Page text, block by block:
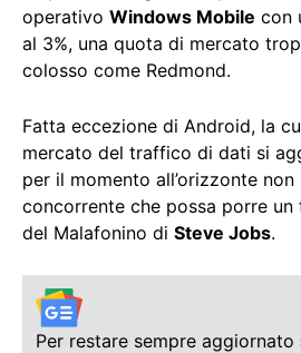
operativo Windows Mobile con
al 3%, una quota di mercato
colosso come Redmond.
Fatta eccezione di Android, la
mercato del traffico di dati si
per il momento all’orizzonte
concorrente che possa porre
del Malafonino di Steve Jobs.
Per restare sempre aggiornato